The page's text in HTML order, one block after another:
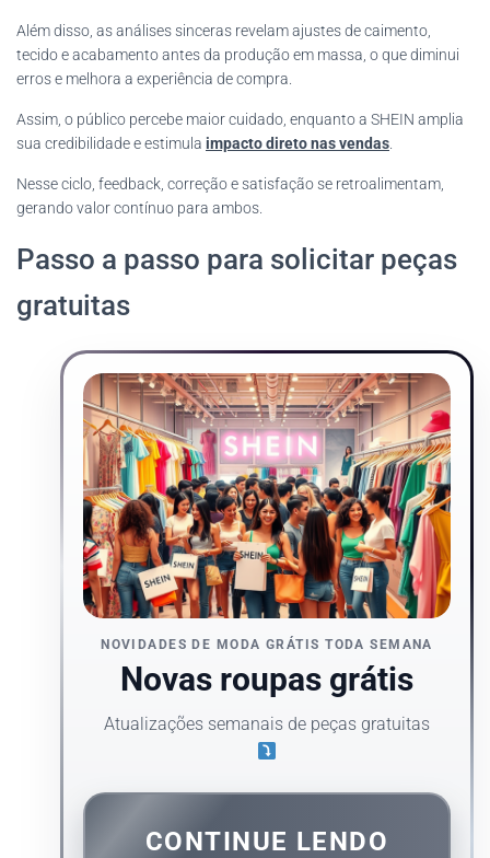
Além disso, as análises sinceras revelam ajustes de caimento,
tecido e acabamento antes da produção em massa, o que diminui
erros e melhora a experiência de compra.
Assim, o público percebe maior cuidado, enquanto a SHEIN amplia
sua credibilidade e estimula impacto direto nas vendas
Nesse ciclo, feedback, correção e satisfação se retroalimentam,
gerando valor contínuo para ambos.
Passo a passo para solicitar peças
gratuitas
NOVIDADES DE MODA GRÁTIS TODA SEMANA
Novas roupas grátis
Atualizações semanais de peças gratuitas
CONTINUE LENDO